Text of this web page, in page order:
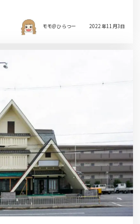
モモ＠ひらつー 2022年11月3日